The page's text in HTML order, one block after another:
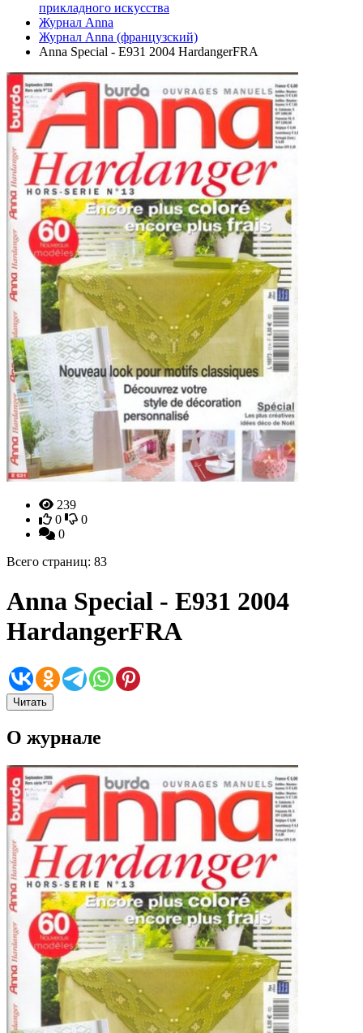
прикладного искусства
Журнал Anna
Журнал Anna (французский)
Anna Special - E931 2004 HardangerFRA
239
0
0
0
Всего страниц: 83
Anna Special - E931 2004
HardangerFRA
Читать
О журнале